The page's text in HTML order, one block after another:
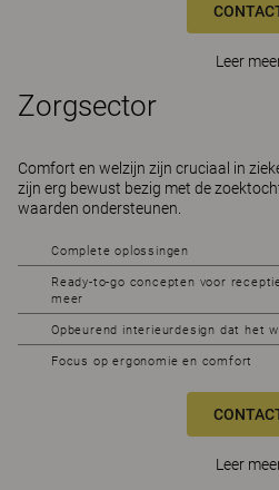
Leer
Zorgsector
Comfort en welzijn zijn cruciaal in
zijn erg bewust bezig met de
waarden ondersteunen.
Complete oplossingen
Ready-to-go concepten voor
meer
Opbeurend interieurdesign dat het
Focus op ergonomie en comfort
Leer